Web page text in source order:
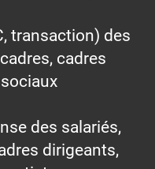
transaction) des
cadres
des salariés,
dirigeants,